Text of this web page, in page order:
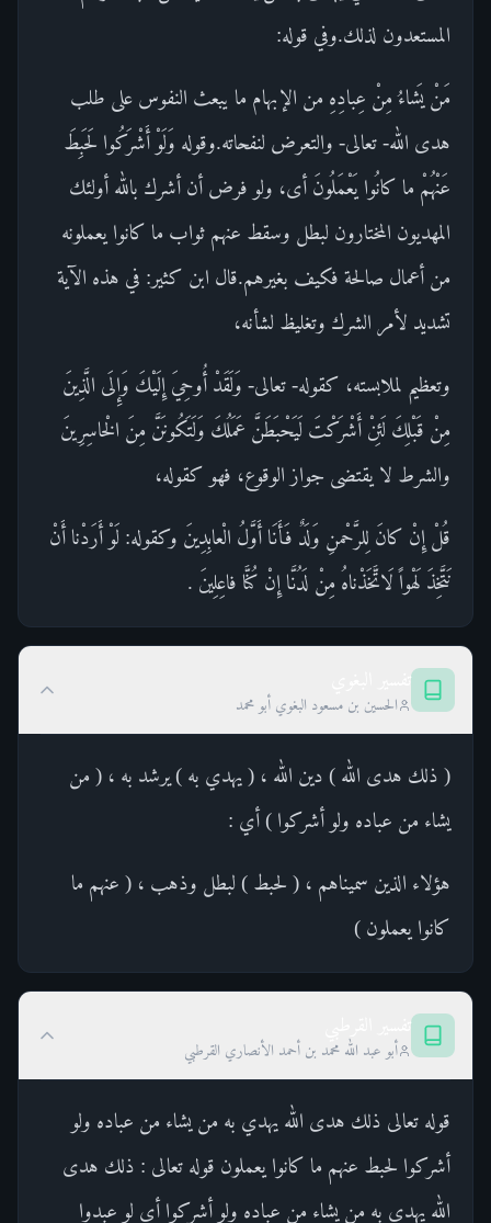
المستعدون لذلك.وفي قوله:
مَنْ يَشاءُ مِنْ عِبادِهِ من الإبهام ما يبعث النفوس على طلب
هدى الله- تعالى- والتعرض لنفحاته.وقوله وَلَوْ أَشْرَكُوا لَحَبِطَ
عَنْهُمْ ما كانُوا يَعْمَلُونَ أى، ولو فرض أن أشرك بالله أولئك
المهديون المختارون لبطل وسقط عنهم ثواب ما كانوا يعملونه
من أعمال صالحة فكيف بغيرهم.قال ابن كثير: في هذه الآية
تشديد لأمر الشرك وتغليظ لشأنه،
وتعظيم لملابسته، كقوله- تعالى- وَلَقَدْ أُوحِيَ إِلَيْكَ وَإِلَى الَّذِينَ
مِنْ قَبْلِكَ لَئِنْ أَشْرَكْتَ لَيَحْبَطَنَّ عَمَلُكَ وَلَتَكُونَنَّ مِنَ الْخاسِرِينَ
والشرط لا يقتضى جواز الوقوع، فهو كقوله،
قُلْ إِنْ كانَ لِلرَّحْمنِ وَلَدٌ فَأَنَا أَوَّلُ الْعابِدِينَ وكقوله: لَوْ أَرَدْنا أَنْ
نَتَّخِذَ لَهْواً لَاتَّخَذْناهُ مِنْ لَدُنَّا إِنْ كُنَّا فاعِلِينَ .
الحسين بن مسعود البغوي أبو محمد
( ذلك هدى الله ) دين الله ، ( يهدي به ) يرشد به ، ( من
يشاء من عباده ولو أشركوا ) أي :
هؤلاء الذين سميناهم ، ( لحبط ) لبطل وذهب ، ( عنهم ما
كانوا يعملون )
أبو عبد الله محمد بن أحمد الأنصاري القرطبي
قوله تعالى ذلك هدى الله يهدي به من يشاء من عباده ولو
أشركوا لحبط عنهم ما كانوا يعملون قوله تعالى : ذلك هدى
الله يهدي به من يشاء من عباده ولو أشركوا أي لو عبدوا